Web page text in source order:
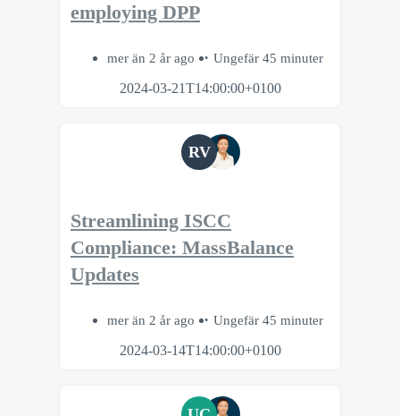
employing DPP
mer än 2 år ago
Ungefär 45 minuter
2024-03-21T14:00:00+0100
RV
Streamlining ISCC
Compliance: MassBalance
Updates
mer än 2 år ago
Ungefär 45 minuter
2024-03-14T14:00:00+0100